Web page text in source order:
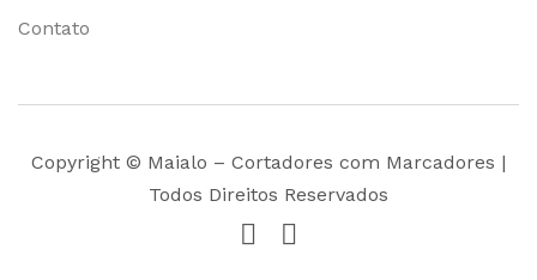
Contato
Copyright © Maialo – Cortadores com Marcadores |
Todos Direitos Reservados